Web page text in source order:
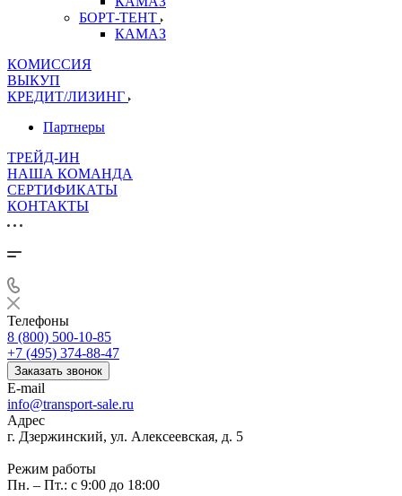
БОРТ-ТЕНТ
КАМАЗ
КОМИССИЯ
ВЫКУП
КРЕДИТ/ЛИЗИНГ
Партнеры
ТРЕЙД-ИН
НАША КОМАНДА
СЕРТИФИКАТЫ
КОНТАКТЫ
Телефоны
8 (800) 500-10-85
+7 (495) 374-88-47
Заказать звонок
E-mail
info@transport-sale.ru
Адрес
г. Дзержинский, ул. Алексеевская, д. 5
Режим работы
Пн. – Пт.: с 9:00 до 18:00